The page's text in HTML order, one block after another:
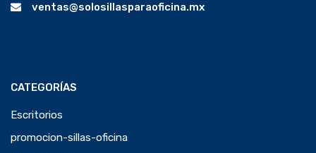
ventas@solosillasparaoficina.mx
CATEGORÍAS
Escritorios
promocion-sillas-oficina